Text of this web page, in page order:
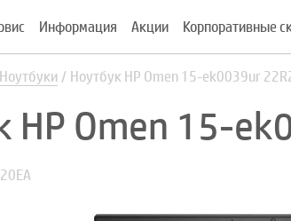
Информация Акции Корпоративные
Ноутбуки Ноутбук HP Omen 15-ek0039ur
HP Omen 15-